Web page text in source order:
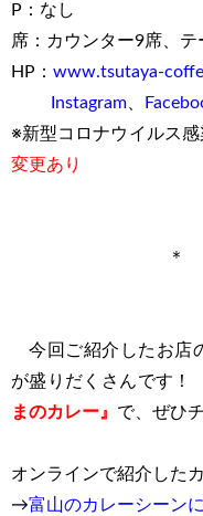
P：なし
席：カウンター9席、
HP： www.tsutaya-
Instagram、
※新型コロナウイルス感
変更あり
＊
今回ご紹介したお店
が盛りだくさんです！
まのカレー』 で、ぜひ
オンラインで紹介した
→富山のカレーシーン